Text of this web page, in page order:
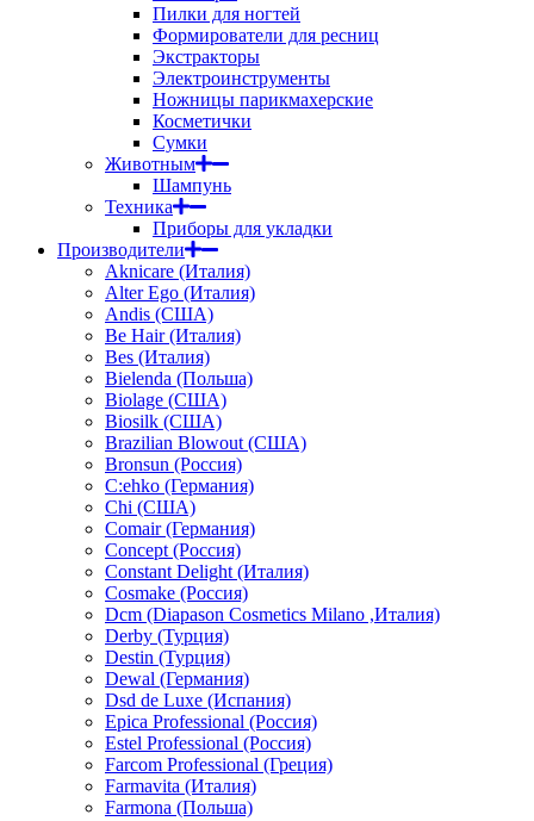
Пилки для ногтей
Формирователи для ресниц
Экстракторы
Электроинструменты
Ножницы парикмахерские
Косметички
Сумки
Животным
Шампунь
Техника
Приборы для укладки
Производители
Aknicare (Италия)
Alter Ego (Италия)
Andis (США)
Be Hair (Италия)
Bes (Италия)
Bielenda (Польша)
Biolage (США)
Biosilk (США)
Brazilian Blowout (США)
Bronsun (Россия)
C:ehko (Германия)
Chi (США)
Comair (Германия)
Concept (Россия)
Constant Delight (Италия)
Cosmake (Россия)
Dcm (Diapason Cosmetics Milano ,Италия)
Derby (Турция)
Destin (Турция)
Dewal (Германия)
Dsd de Luxe (Испания)
Epica Professional (Россия)
Estel Professional (Россия)
Farcom Professional (Греция)
Farmavita (Италия)
Farmona (Польша)